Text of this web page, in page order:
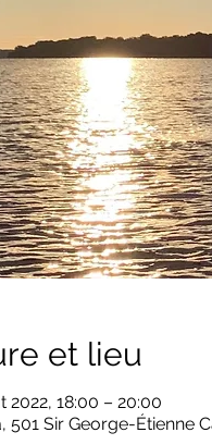
et lieu
2022, 18:00 – 20:00
501 Sir George-Étienne